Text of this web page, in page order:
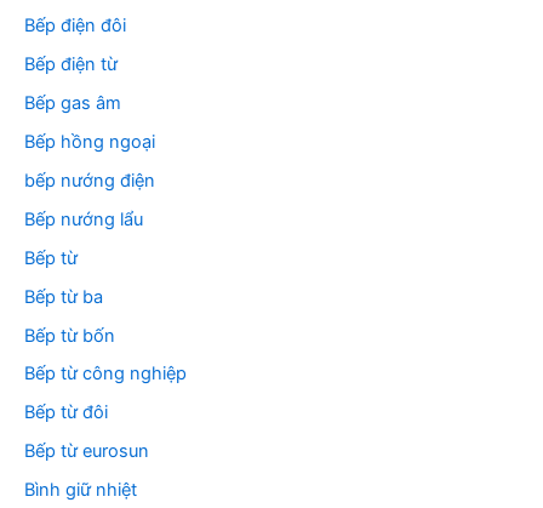
Bếp điện đôi
Bếp điện từ
Bếp gas âm
Bếp hồng ngoại
bếp nướng điện
Bếp nướng lẩu
Bếp từ
Bếp từ ba
Bếp từ bốn
Bếp từ công nghiệp
Bếp từ đôi
Bếp từ eurosun
Bình giữ nhiệt